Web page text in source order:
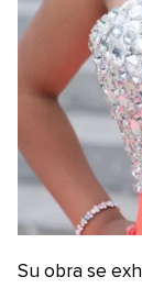
Su obra se